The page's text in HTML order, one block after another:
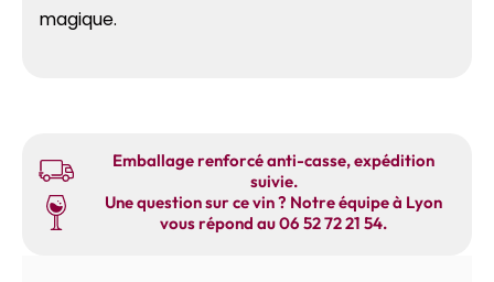
magique.
Emballage renforcé anti-casse, expédition
suivie.
Une question sur ce vin ? Notre équipe à Lyon
vous répond au 06 52 72 21 54.